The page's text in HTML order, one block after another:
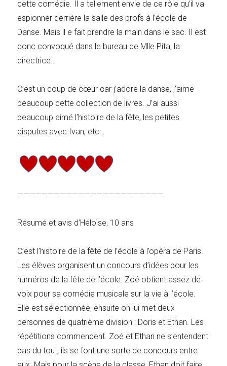
cette comédie. Il a tellement envie de ce rôle qu’il va
espionner derrière la salle des profs à l’école de
Danse. Mais il e fait prendre la main dans le sac. Il est
donc convoqué dans le bureau de Mlle Pita, la
directrice…
C’est un coup de cœur car j’adore la danse, j’aime
beaucoup cette collection de livres. J’ai aussi
beaucoup aimé l’histoire de la fête, les petites
disputes avec Ivan, etc…
————————————————————————
Résumé et avis d’Héloïse, 10 ans
C’est l’histoire de la fête de l’école à l’opéra de Paris.
Les élèves organisent un concours d’idées pour les
numéros de la fête de l’école. Zoé obtient assez de
voix pour sa comédie musicale sur la vie à l’école.
Elle est sélectionnée, ensuite on lui met deux
personnes de quatrième division : Doris et Ethan. Les
répétitions commencent. Zoé et Ethan ne s’entendent
pas du tout, ils se font une sorte de concours entre